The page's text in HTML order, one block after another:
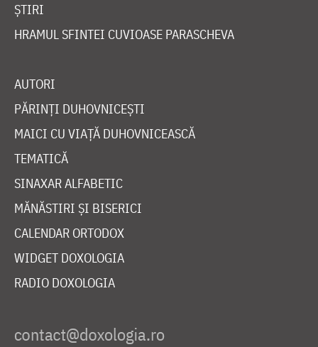
ȘTIRI
HRAMUL SFINTEI CUVIOASE PARASCHEVA
AUTORI
PĂRINȚI DUHOVNICEȘTI
MAICI CU VIAȚĂ DUHOVNICEASCĂ
TEMATICĂ
SINAXAR ALFABETIC
MĂNĂSTIRI ȘI BISERICI
CALENDAR ORTODOX
WIDGET DOXOLOGIA
RADIO DOXOLOGIA